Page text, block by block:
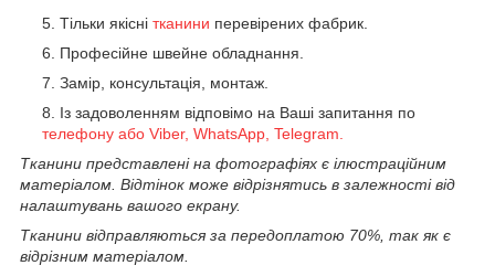
Тільки якісні тканини перевірених фабрик.
Професійне швейне обладнання.
Замір, консультація, монтаж.
Із задоволенням відповімо на Ваші запитання по
телефону або Viber, WhatsApp, Telegram.
Тканини представлені на фотографіях є ілюстраційним
матеріалом. Відтінок може відрізнятись в залежності від
налаштувань вашого екрану.
Тканини відправляються за передоплатою 70%, так як є
відрізним матеріалом.